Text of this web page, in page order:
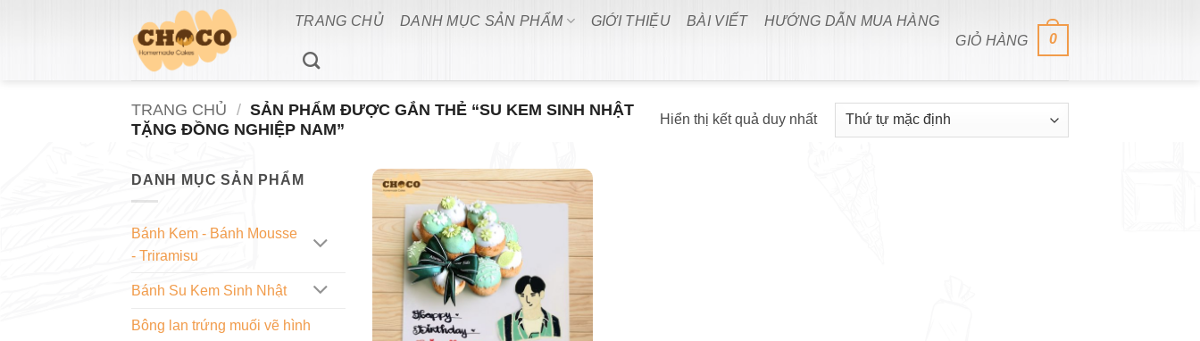
TRANG CHỦ DANH MỤC SẢN PHẨM GIỚI THIỆU BÀI VIẾT
HƯỚNG DẪN MUA HÀNG
GIỎ HÀNG
0
TRANG CHỦ / SẢN PHẨM ĐƯỢC GẮN THẺ “SU KEM SINH NHẬT
TẶNG ĐỒNG NGHIỆP NAM”
Hiển thị kết quả duy nhất
DANH MỤC SẢN PHẨM
Bánh Kem - Bánh Mousse
- Triramisu
Bánh Su Kem Sinh Nhật
Bông lan trứng muối vẽ hình